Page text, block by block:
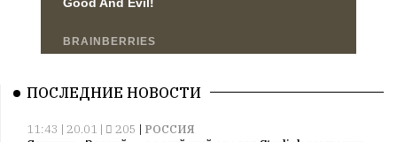
ПОСЛЕДНИЕ НОВОСТИ
11:43 | 20.01 | 205 | РОССИЯ